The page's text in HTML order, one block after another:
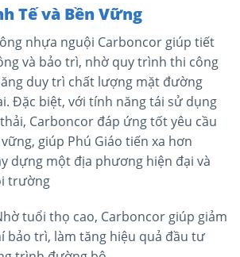
Tế và Bền Vững
nhựa nguội Carboncor giúp tiết
và bảo trì, nhờ quy trình thi công
duy trì chất lượng mặt đường
Đặc biệt, với tính năng tái sử dụng
Carboncor đáp ứng tốt yêu cầu
giúp Phú Giáo tiến xa hơn
dựng một địa phương hiện đại và
trường​
tuổi thọ cao, Carboncor giúp giảm
bảo trì, làm tăng hiệu quả đầu tư